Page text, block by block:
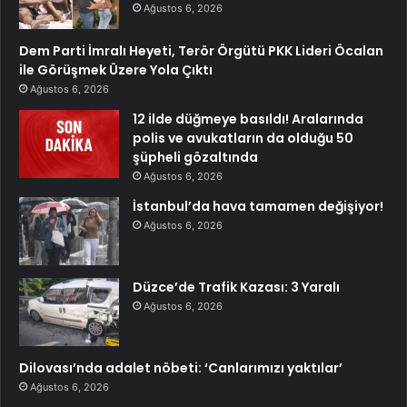
Ağustos 6, 2026
Dem Parti İmralı Heyeti, Terör Örgütü PKK Lideri Öcalan
ile Görüşmek Üzere Yola Çıktı
Ağustos 6, 2026
12 ilde düğmeye basıldı! Aralarında
polis ve avukatların da olduğu 50
şüpheli gözaltında
Ağustos 6, 2026
İstanbul’da hava tamamen değişiyor!
Ağustos 6, 2026
Düzce’de Trafik Kazası: 3 Yaralı
Ağustos 6, 2026
Dilovası’nda adalet nöbeti: ‘Canlarımızı yaktılar’
Ağustos 6, 2026